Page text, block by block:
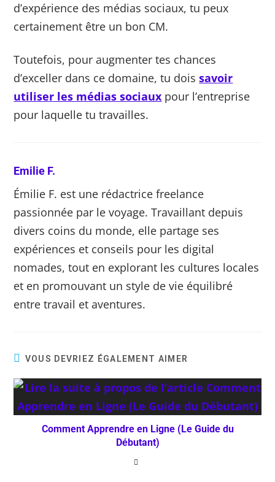
d’expérience des médias sociaux, tu peux
certainement être un bon CM.
Toutefois, pour augmenter tes chances
d’exceller dans ce domaine, tu doissavoir
utiliser les médias sociaux pour l’entreprise
pour laquelle tu travailles.
Emilie F.
Émilie F. est une rédactrice freelance
passionnée par le voyage. Travaillant depuis
divers coins du monde, elle partage ses
expériences et conseils pour les digital
nomades, tout en explorant les cultures locales
et en promouvant un style de vie équilibré
entre travail et aventures.
VOUS DEVRIEZ ÉGALEMENT AIMER
Comment Apprendre en Ligne (Le Guide du
Débutant)